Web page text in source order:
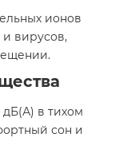
ионов
и вирусов,
дБ(А) в тихом
сон и